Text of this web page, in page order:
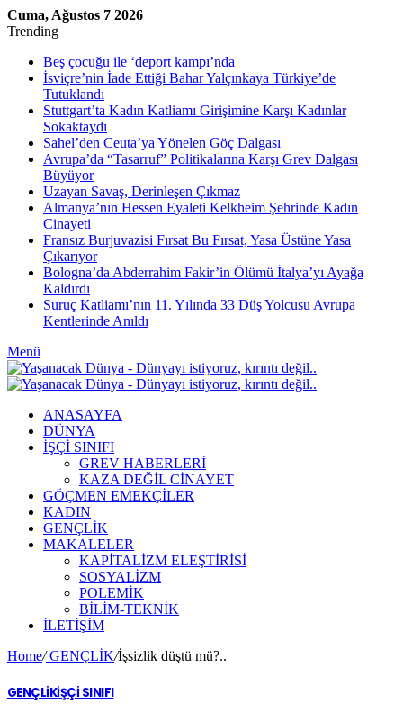
Cuma, Ağustos 7 2026
Trending
Beş çocuğu ile ‘deport kampı’nda
İsviçre’nin İade Ettiği Bahar Yalçınkaya Türkiye’de
Tutuklandı
Stuttgart’ta Kadın Katliamı Girişimine Karşı Kadınlar
Sokaktaydı
Sahel’den Ceuta’ya Yönelen Göç Dalgası
Avrupa’da “Tasarruf” Politikalarına Karşı Grev Dalgası
Büyüyor
Uzayan Savaş, Derinleşen Çıkmaz
Almanya’nın Hessen Eyaleti Kelkheim Şehrinde Kadın
Cinayeti
Fransız Burjuvazisi Fırsat Bu Fırsat, Yasa Üstüne Yasa
Çıkarıyor
Bologna’da Abderrahim Fakir’in Ölümü İtalya’yı Ayağa
Kaldırdı
Suruç Katliamı’nın 11. Yılında 33 Düş Yolcusu Avrupa
Kentlerinde Anıldı
Menü
ANASAYFA
DÜNYA
İŞÇİ SINIFI
GREV HABERLERİ
KAZA DEĞİL CİNAYET
GÖÇMEN EMEKÇİLER
KADIN
GENÇLİK
MAKALELER
KAPİTALİZM ELEŞTİRİSİ
SOSYALİZM
POLEMİK
BİLİM-TEKNİK
ILETIŞIM
Home/GENÇLİK/İşsizlik düştü mü?..
GENÇLİKİŞÇİ SINIFI